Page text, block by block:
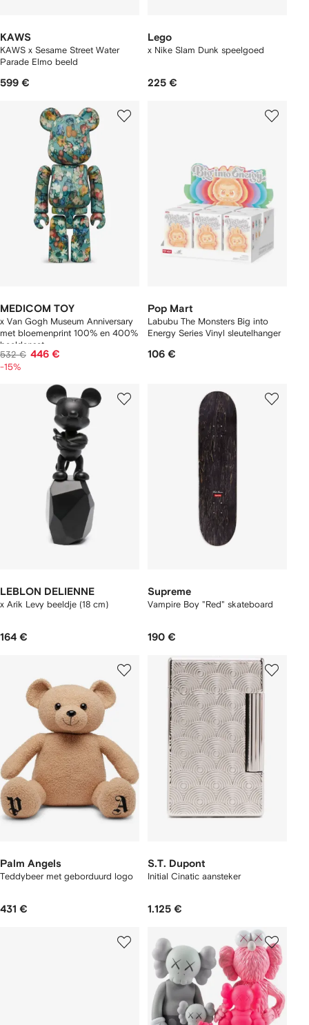
KAWS
KAWS x Sesame Street Water
Parade Elmo beeld
599 €
Lego
x Nike Slam Dunk speelgoed
225 €
MEDICOM TOY
x Van Gogh Museum Anniversary
met bloemenprint 100% en 400%
beeldenset
532 € 446 €
-15%
Pop Mart
Labubu The Monsters Big into
Energy Series Vinyl sleutelhanger
106 €
LEBLON DELIENNE
x Arik Levy beeldje (18 cm)
164 €
Supreme
Vampire Boy "Red" skateboard
190 €
Palm Angels
Teddybeer met geborduurd logo
431 €
S.T. Dupont
Initial Cinatic aansteker
1.125 €